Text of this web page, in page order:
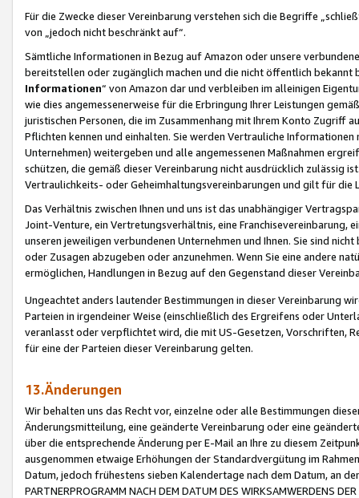
Für die Zwecke dieser Vereinbarung verstehen sich die Begriffe
von „jedoch nicht beschränkt auf“.
Sämtliche Informationen in Bezug auf Amazon oder unsere
bereitstellen oder zugänglich machen und die nicht öffentlich
Informationen“ von Amazon dar und verbleiben im alleinigen
wie dies angemessenerweise für die Erbringung Ihrer Leistungen
juristischen Personen, die im Zusammenhang mit Ihrem Konto
Pflichten kennen und einhalten. Sie werden Vertrauliche
Unternehmen) weitergeben und alle angemessenen Maßnahmen
schützen, die gemäß dieser Vereinbarung nicht ausdrücklich zulässig
Vertraulichkeits- oder Geheimhaltungsvereinbarungen und gilt für die
Das Verhältnis zwischen Ihnen und uns ist das unabhängiger
Joint-Venture, ein Vertretungsverhältnis, eine Franchisevereinbarung,
unseren jeweiligen verbundenen Unternehmen und Ihnen. Sie sind
oder Zusagen abzugeben oder anzunehmen. Wenn Sie eine andere
ermöglichen, Handlungen in Bezug auf den Gegenstand dieser
Ungeachtet anders lautender Bestimmungen in dieser Vereinbarung
Parteien in irgendeiner Weise (einschließlich des Ergreifens oder
veranlasst oder verpflichtet wird, die mit US-Gesetzen, Vorschriften,
für eine der Parteien dieser Vereinbarung gelten.
13.Änderungen
Wir behalten uns das Recht vor, einzelne oder alle Bestimmungen
Änderungsmitteilung, eine geänderte Vereinbarung oder eine
über die entsprechende Änderung per E-Mail an Ihre zu diesem
ausgenommen etwaige Erhöhungen der Standardvergütung im
Datum, jedoch frühestens sieben Kalendertage nach dem Datum, an
PARTNERPROGRAMM NACH DEM DATUM DES WIRKSAMWERDENS